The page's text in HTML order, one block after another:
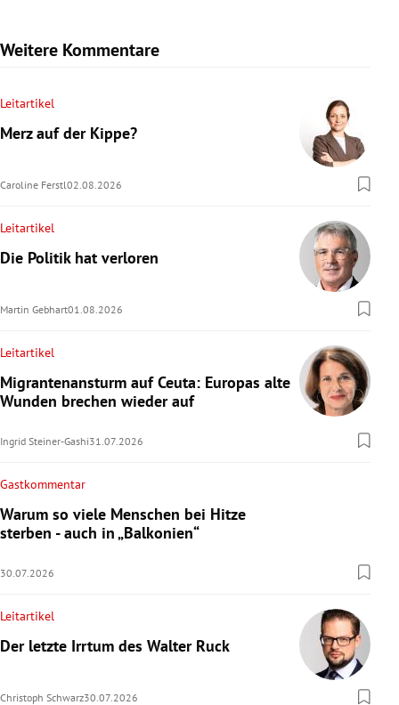
Weitere Kommentare
Leitartikel
Merz auf der Kippe?
Caroline Ferstl02.08.2026
Leitartikel
Die Politik hat verloren
Martin Gebhart01.08.2026
Leitartikel
Migrantenansturm auf Ceuta: Europas alte
Wunden brechen wieder auf
Ingrid Steiner-Gashi31.07.2026
Gastkommentar
Warum so viele Menschen bei Hitze
sterben - auch in „Balkonien“
30.07.2026
Leitartikel
Der letzte Irrtum des Walter Ruck
Christoph Schwarz30.07.2026